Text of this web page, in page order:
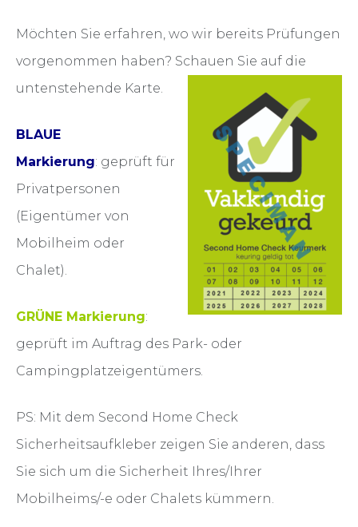
Möchten Sie erfahren, wo wir bereits Prüfungen
vorgenommen haben? Schauen Sie auf die
untenstehende Karte.
BLAUE
Markierung: geprüft für
Privatpersonen
(Eigentümer von
Mobilheim oder
Chalet).
GRÜNE Markierung:
geprüft im Auftrag des Park- oder
Campingplatzeigentümers.
PS: Mit dem Second Home Check
Sicherheitsaufkleber zeigen Sie anderen, dass
Sie sich um die Sicherheit Ihres/Ihrer
Mobilheims/-e oder Chalets kümmern.